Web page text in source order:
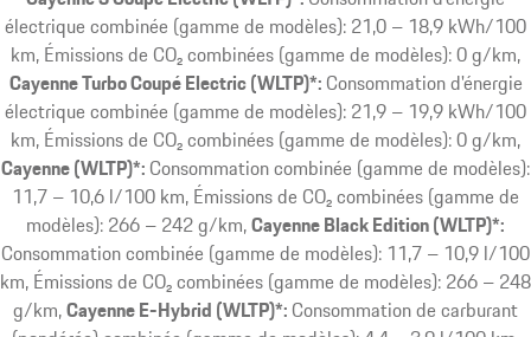
électrique combinée (gamme de modèles): 21,0 – 18,9 kWh/100
km, Émissions de CO₂ combinées (gamme de modèles): 0 g/km
Cayenne Turbo Coupé Electric (WLTP)*: Consommation d'énergie
électrique combinée (gamme de modèles): 21,9 – 19,9 kWh/100
km, Émissions de CO₂ combinées (gamme de modèles): 0 g/km
Cayenne (WLTP)*: Consommation combinée (gamme de modèles):
11,7 – 10,6 l/100 km, Émissions de CO₂ combinées (gamme de
modèles): 266 – 242 g/km Cayenne Black Edition (WLTP)*:
Consommation combinée (gamme de modèles): 11,7 – 10,9 l/100
km, Émissions de CO₂ combinées (gamme de modèles): 266 – 248
g/km Cayenne E-Hybrid (WLTP)*: Consommation de carburant